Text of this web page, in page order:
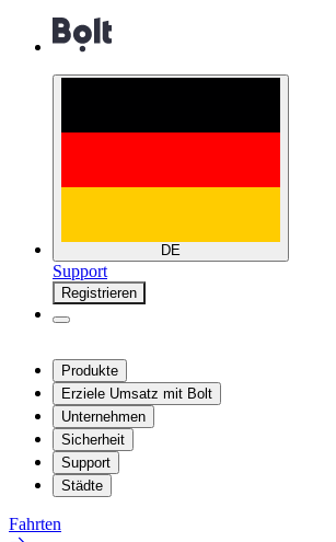
DE
Support
Registrieren
Produkte
Erziele Umsatz mit Bolt
Unternehmen
Sicherheit
Support
Städte
Fahrten